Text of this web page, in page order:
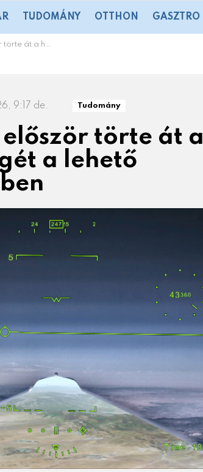
TUDOMÁNY OTTHON GASZTRO
lehető legcsendesebben
9:17 de. Tudomány
törte át a
a lehető